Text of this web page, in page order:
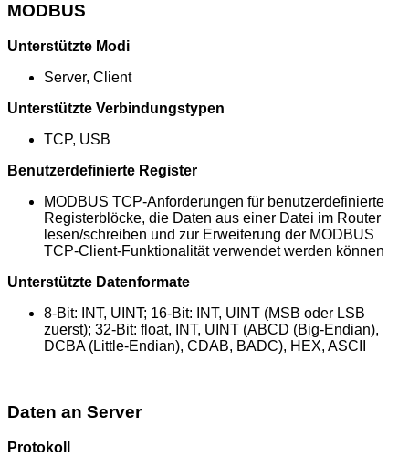
MODBUS
Unterstützte Modi
Server, Client
Unterstützte Verbindungstypen
TCP, USB
Benutzerdefinierte Register
MODBUS TCP-Anforderungen für benutzerdefinierte
Registerblöcke, die Daten aus einer Datei im Router
lesen/schreiben und zur Erweiterung der MODBUS
TCP-Client-Funktionalität verwendet werden können
Unterstützte Datenformate
8-Bit: INT, UINT; 16-Bit: INT, UINT (MSB oder LSB
zuerst); 32-Bit: float, INT, UINT (ABCD (Big-Endian),
DCBA (Little-Endian), CDAB, BADC), HEX, ASCII
Daten an Server
Protokoll